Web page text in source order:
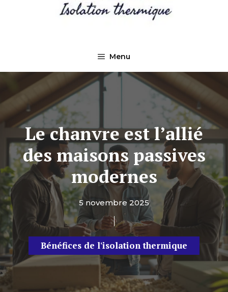
Menu
Le chanvre est l’allié
des maisons passives
modernes
5 novembre 2025
Bénéfices de l'isolation thermique